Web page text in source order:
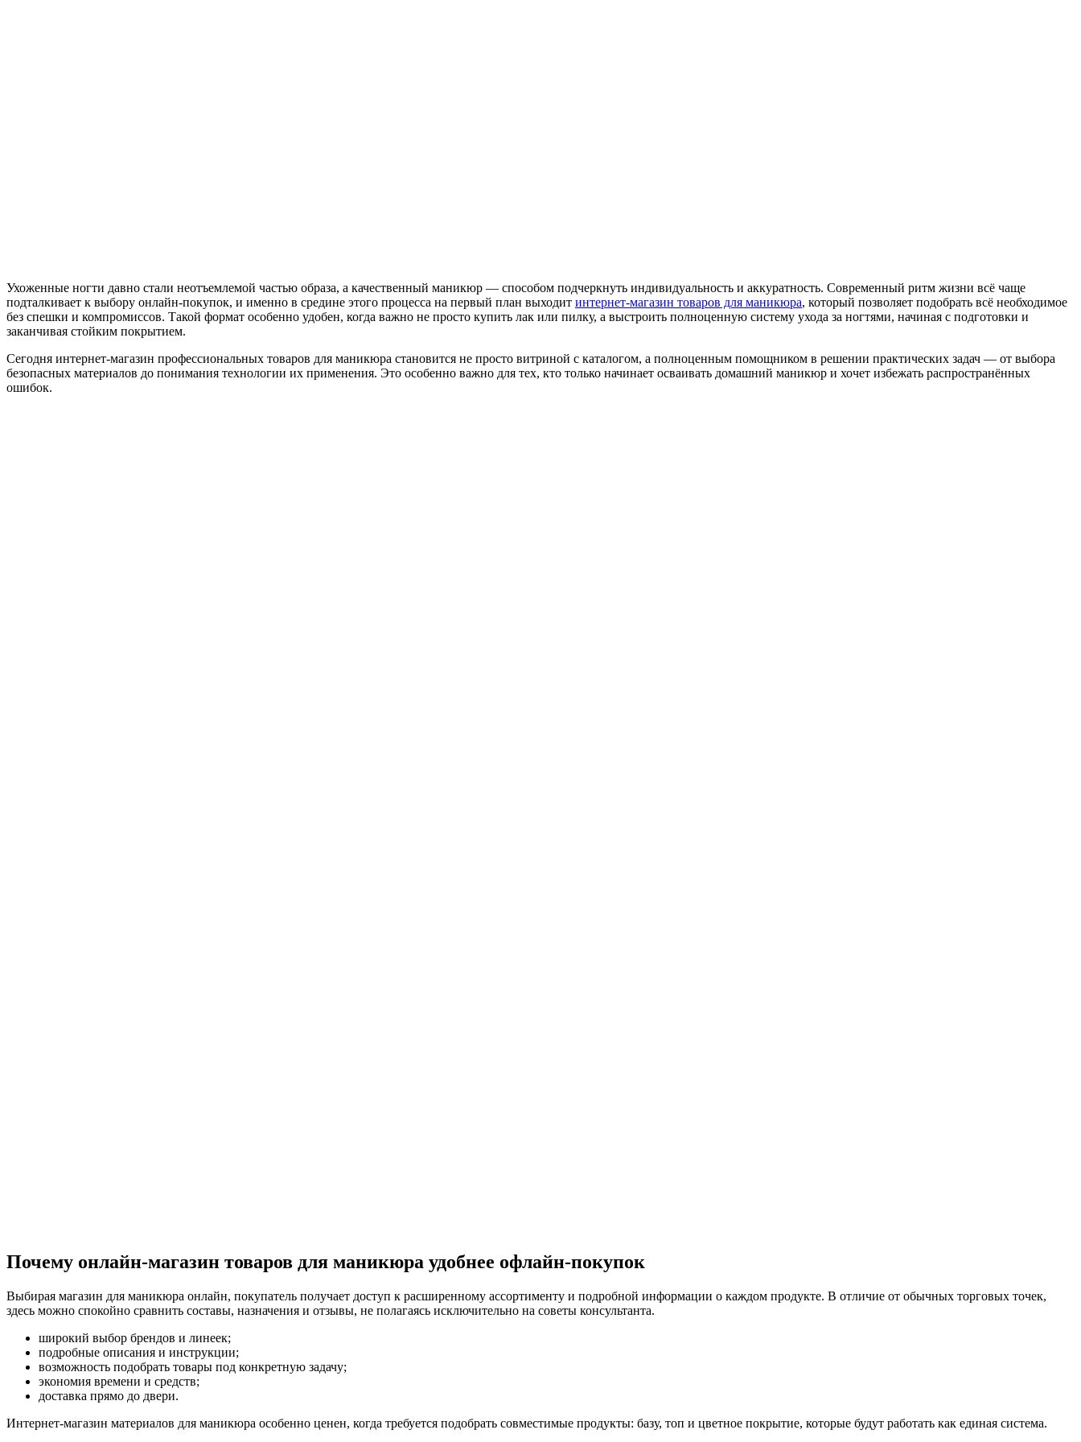
Ухоженные ногти давно стали неотъемлемой частью образа, а качественный маникюр — способом подчеркнуть индивидуальность и аккуратность. Современный ритм жизни всё чаще
подталкивает к выбору онлайн-покупок, и именно в средине этого процесса на первый план выходит интернет-магазин товаров для маникюра, который позволяет подобрать всё необходимое
без спешки и компромиссов. Такой формат особенно удобен, когда важно не просто купить лак или пилку, а выстроить полноценную систему ухода за ногтями, начиная с подготовки и
заканчивая стойким покрытием.
Сегодня интернет-магазин профессиональных товаров для маникюра становится не просто витриной с каталогом, а полноценным помощником в решении практических задач — от выбора
безопасных материалов до понимания технологии их применения. Это особенно важно для тех, кто только начинает осваивать домашний маникюр и хочет избежать распространённых
ошибок.
Почему онлайн-магазин товаров для маникюра удобнее офлайн-покупок
Выбирая магазин для маникюра онлайн, покупатель получает доступ к расширенному ассортименту и подробной информации о каждом продукте. В отличие от обычных торговых точек,
здесь можно спокойно сравнить составы, назначения и отзывы, не полагаясь исключительно на советы консультанта.
широкий выбор брендов и линеек;
подробные описания и инструкции;
возможность подобрать товары под конкретную задачу;
экономия времени и средств;
доставка прямо до двери.
Интернет-магазин материалов для маникюра особенно ценен, когда требуется подобрать совместимые продукты: базу, топ и цветное покрытие, которые будут работать как единая система.